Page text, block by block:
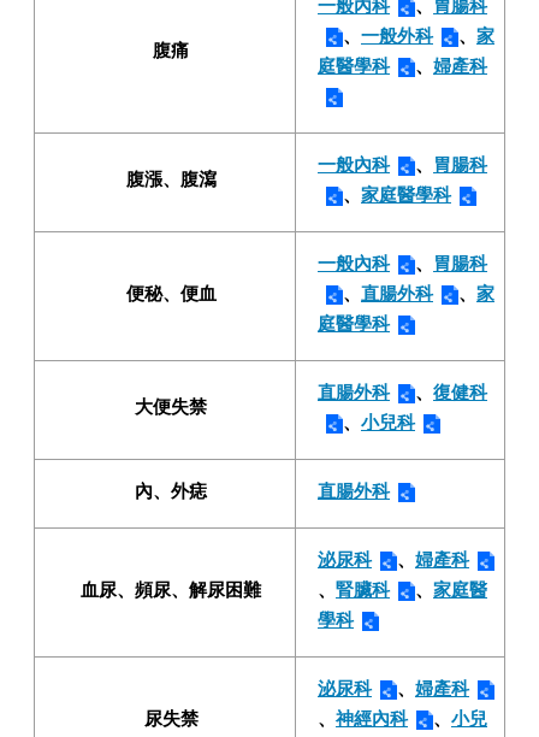
腹痛
一般內科 、
胃腸科
、 一般外科 、 家
庭醫學科
、 婦產科
腹漲、腹瀉
一般內科 、
胃腸科
、 家庭醫學科
便秘、便血
一般內科 、
胃腸科
、 直腸外科 、 家
庭醫學科
大便失禁
直腸外科 、 復健科
、 小兒科
內、外痣 直腸外科
血尿、頻尿、解尿困難
泌尿科 、 婦產科
、 腎臟科 、 家庭醫
學科
尿失禁
泌尿科 、 婦產科
、 神經內科 、 小兒